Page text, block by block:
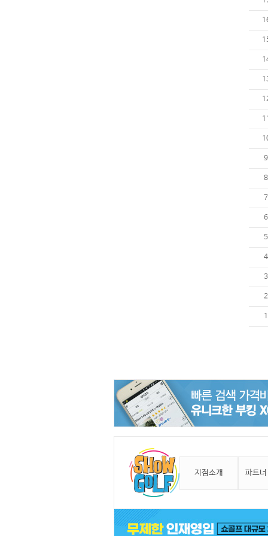
11
9
8
7
6
5
4
3
2
1
지점소개 파트